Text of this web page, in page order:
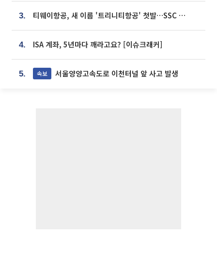
3. 티웨이항공, 새 이름 '트리니티항공' 첫발…SSC 전략 본격화
4. ISA 계좌, 5년마다 깨라고요? [이슈크래커]
5. 속보 서울양양고속도로 이천터널 앞 사고 발생